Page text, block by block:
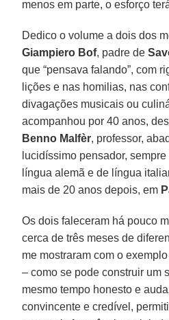
menos em parte, o esforço
Dedico o volume a dois dos
Giampiero Bof, padre de
que “pensava falando”, com
lições e nas homilias, nas
divagações musicais ou
acompanhou por 40 anos,
Benno Malfèr, professor,
lucidíssimo pensador,
língua alemã e de língua
mais de 20 anos depois, em
Os dois faleceram há pouco
cerca de três meses de
me mostraram com o
– como se pode construir um
mesmo tempo honesto e
convincente e credível,